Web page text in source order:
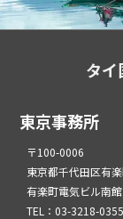
タイ
東京事務所
〒100-0006
東京都千代田区有
有楽町電気ビル南
TEL：03-3218-0355